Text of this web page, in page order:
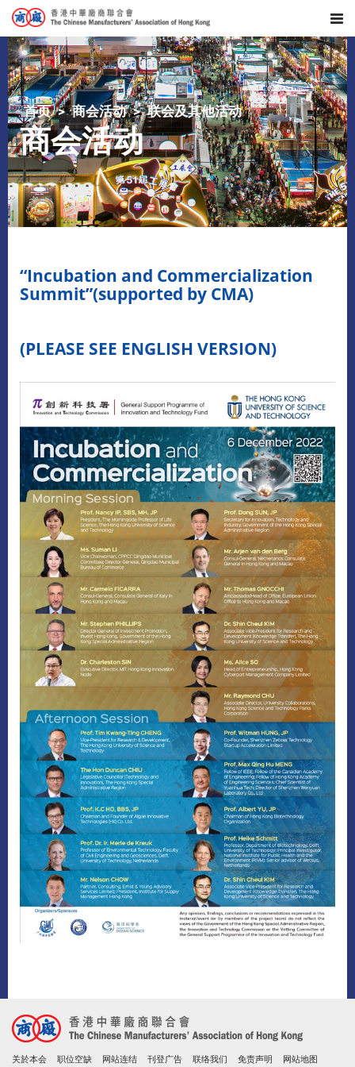
首页 商会活动 联会及其他活动
商会活动
“Incubation and Commercialization
Summit”(supported by CMA)
(PLEASE SEE ENGLISH VERSION)
关於本会 职位空缺 网站连结 刊登广告 联络我们 免责声明 网站地图